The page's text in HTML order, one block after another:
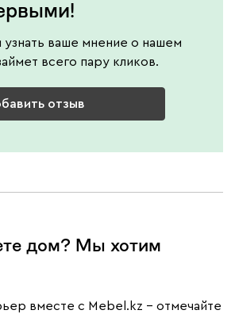
ваше мнение о нашем
всего пару кликов.
отзыв
дом? Мы хотим
вместе с Mebel.kz – отмечайте